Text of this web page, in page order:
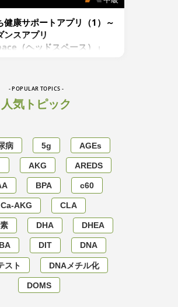
健康サポートアプリ（1）～
ンスアプリ
（ヘッドスペース）」
- POPULAR TOPICS -
人気トピック
病 5g AGEs
AKG AREDS
BPA c60
Ca-AKG CLA
DHA DHEA
DIT DNA
スト DNAメチル化
DOMS